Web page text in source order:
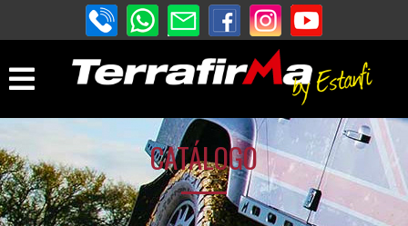
CATÁLOGO